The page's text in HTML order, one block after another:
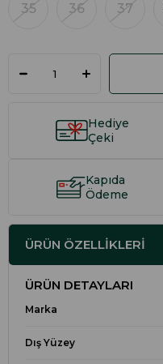
35 36 37
Hediye
Çeki
Kapıda
Ödeme
ÜRÜN ÖZELLIKLERI
ÜRÜN DETAYLARI
Marka
Dış Yüzey